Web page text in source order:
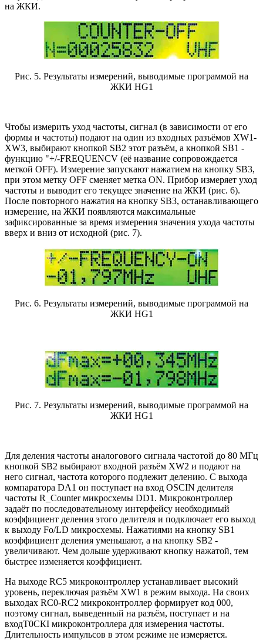
на ЖКИ.
Рис. 5. Результаты измерений, выводимые программой на
ЖКИ HG1
Чтобы измерить уход частоты, сигнал (в зависимости от его
формы и частоты) подают на один из входных разъёмов XW1-
XW3, выбирают кнопкой SB2 этот разъём, а кнопкой SB1 -
функцию "+/-FREQUENCV (её название сопровождается
меткой OFF). Измерение запускают нажатием на кнопку SB3,
при этом метку OFF сменяет метка ON. Прибор измеряет уход
частоты и выводит его текущее значение на ЖКИ (рис. 6).
После повторного нажатия на кнопку SB3, останавливающего
измерение, на ЖКИ появляются максимальные
зафиксированные за время измерения значения ухода частоты
вверх и вниз от исходной (рис. 7).
Рис. 6. Результаты измерений, выводимые программой на
ЖКИ HG1
Рис. 7. Результаты измерений, выводимые программой на
ЖКИ HG1
Для деления частоты аналогового сигнала частотой до 80 МГц
кнопкой SB2 выбирают входной разъём XW2 и подают на
него сигнал, частота которого подлежит делению. С выхода
компаратора DA1 он поступает на вход OSCIN делителя
частоты R_Counter микросхемы DD1. Микроконтроллер
задаёт по последовательному интерфейсу необходимый
коэффициент деления этого делителя и подключает его выход
к выходу Fo/LD микросхемы. Нажатиями на кнопку SB1
коэффициент деления уменьшают, а на кнопку SB2 -
увеличивают. Чем дольше удерживают кнопку нажатой, тем
быстрее изменяется коэффициент.
На выходе RC5 микроконтроллер устанавливает высокий
уровень, переключая разъём XW1 в режим выхода. На своих
выходах RC0-RC2 микроконтроллер формирует код 000,
поэтому сигнал, выведенный на разъём, поступает и на
входТ0СКI микроконтроллера для измерения частоты.
Длительность импульсов в этом режиме не измеряется.